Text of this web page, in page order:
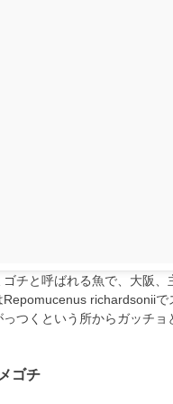
チと呼ばれる魚で、大阪
richardsonii
つくという所からガッチョ
ゴチ